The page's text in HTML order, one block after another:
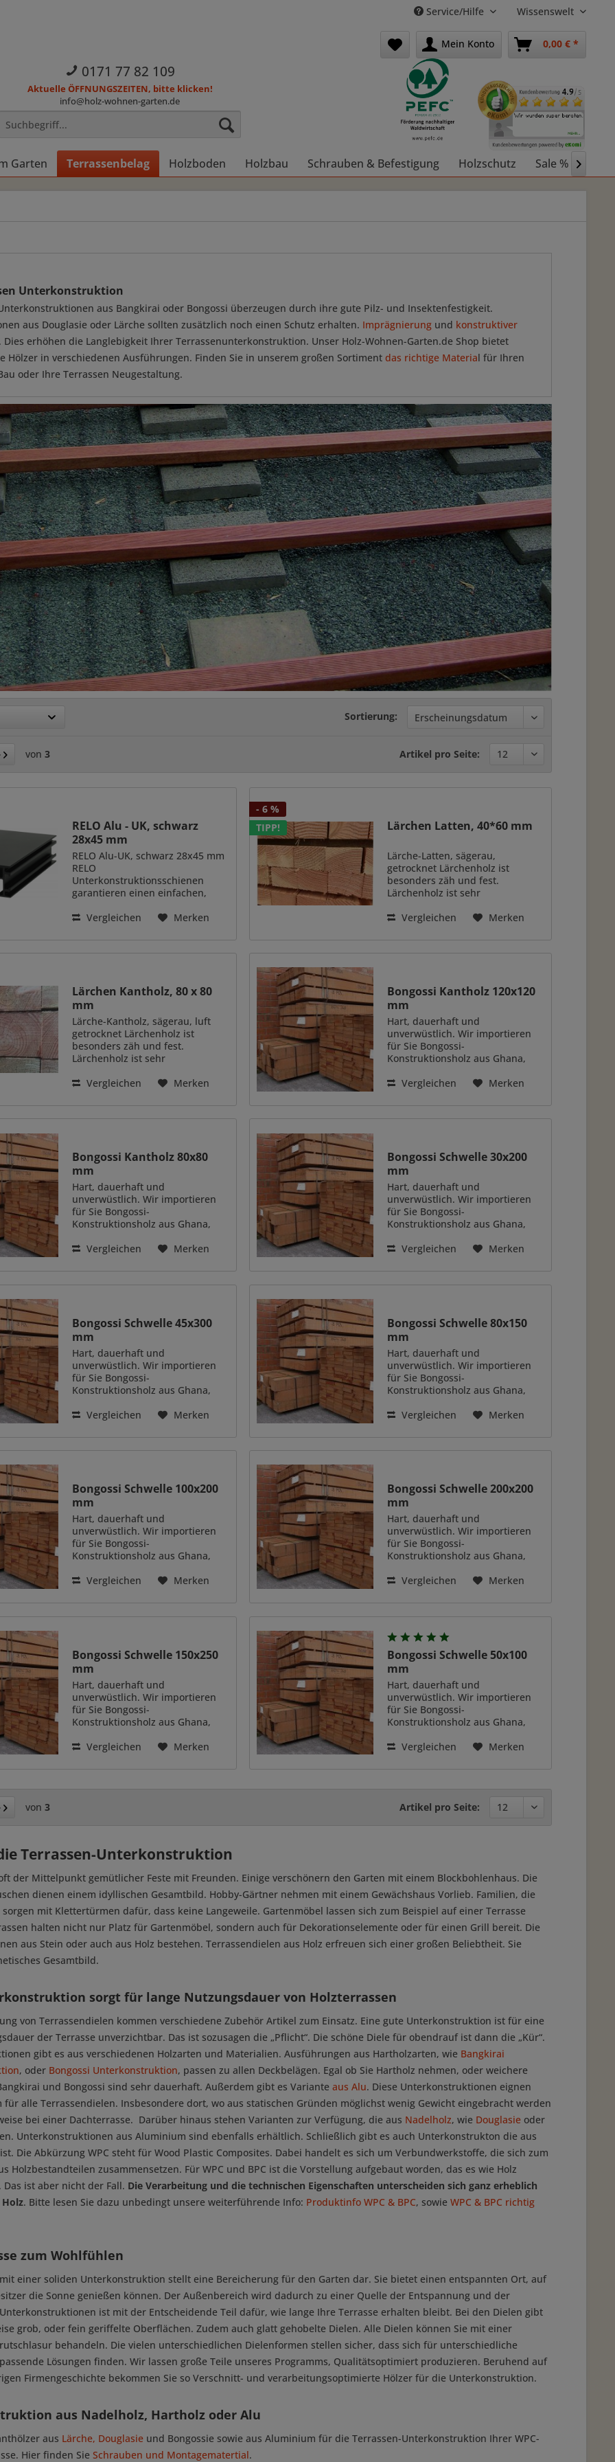
Service/Hilfe Wissenswelt
Mein Konto 0,00 € *
0171 77 82 109
Aktuelle ÖFFNUNGSZEITEN, bitte klicken!
info@holz-wohnen-garten.de
Garten Terrassenbelag Holzboden Holzbau Schrauben & Befestigung Holzschutz Sale % 
Unterkonstruktion
aus Bangkirai oder Bongossi überzeugen durch ihre gute Pilz- und Insektenfestigkeit.
aus Douglasie oder Lärche sollten zusätzlich noch einen Schutz erhalten. Imprägnierung und konstruktiver
Dies erhöhen die Langlebigkeit Ihrer Terrassenunterkonstruktion. Unser Holz-Wohnen-Garten.de Shop bietet
Hölzer in verschiedenen Ausführungen. Finden Sie in unserem großen Sortiment das richtige Material für Ihren
oder Ihre Terrassen Neugestaltung.
Sortierung:
von 3 Artikel pro Seite:
RELO Alu - UK, schwarz
28x45 mm
RELO Alu-UK, schwarz 28x45 mm
RELO
Unterkonstruktionsschienen
garantieren einen einfachen,
Systemaufbau für Terrassen aus
Vergleichen Merken
- 6 %
TIPP!
Lärchen Latten, 40*60 mm
Lärche-Latten, sägerau,
getrocknet Lärchenholz ist
besonders zäh und fest.
Lärchenholz ist sehr
Dauerhaftigkeitsklasse 3-4. Daher
Vergleichen Merken
Lärchen Kantholz, 80 x 80
mm
Lärche-Kantholz, sägerau, luft
getrocknet Lärchenholz ist
besonders zäh und fest.
Lärchenholz ist sehr
Dauerhaftigkeitsklasse 3-4. Daher
Vergleichen Merken
Bongossi Kantholz 120x120
mm
Hart, dauerhaft und
unverwüstlich. Wir importieren
für Sie Bongossi-
Konstruktionsholz aus Ghana,
durch eine ganze Reihe positiver
Vergleichen Merken
Bongossi Kantholz 80x80
mm
Hart, dauerhaft und
unverwüstlich. Wir importieren
für Sie Bongossi-
Konstruktionsholz aus Ghana,
durch eine ganze Reihe positiver
Vergleichen Merken
Bongossi Schwelle 30x200
mm
Hart, dauerhaft und
unverwüstlich. Wir importieren
für Sie Bongossi-
Konstruktionsholz aus Ghana,
durch eine ganze Reihe positiver
Vergleichen Merken
Bongossi Schwelle 45x300
mm
Hart, dauerhaft und
unverwüstlich. Wir importieren
für Sie Bongossi-
Konstruktionsholz aus Ghana,
durch eine ganze Reihe positiver
Vergleichen Merken
Bongossi Schwelle 80x150
mm
Hart, dauerhaft und
unverwüstlich. Wir importieren
für Sie Bongossi-
Konstruktionsholz aus Ghana,
durch eine ganze Reihe positiver
Vergleichen Merken
Bongossi Schwelle 100x200
mm
Hart, dauerhaft und
unverwüstlich. Wir importieren
für Sie Bongossi-
Konstruktionsholz aus Ghana,
durch eine ganze Reihe positiver
Vergleichen Merken
Bongossi Schwelle 200x200
mm
Hart, dauerhaft und
unverwüstlich. Wir importieren
für Sie Bongossi-
Konstruktionsholz aus Ghana,
durch eine ganze Reihe positiver
Vergleichen Merken
Bongossi Schwelle 150x250
mm
Hart, dauerhaft und
unverwüstlich. Wir importieren
für Sie Bongossi-
Konstruktionsholz aus Ghana,
durch eine ganze Reihe positiver
Vergleichen Merken
Bongossi Schwelle 50x100
mm
Hart, dauerhaft und
unverwüstlich. Wir importieren
für Sie Bongossi-
Konstruktionsholz aus Ghana,
durch eine ganze Reihe positiver
Vergleichen Merken
von 3 Artikel pro Seite:
Terrassen-Unterkonstruktion
der Mittelpunkt gemütlicher Feste mit Freunden. Einige verschönern den Garten mit einem Blockbohlenhaus. Die
dienen einem idyllischen Gesamtbild. Hobby-Gärtner nehmen mit einem Gewächshaus Vorlieb. Familien, die
mit Klettertürmen dafür, dass keine Langeweile. Gartenmöbel lassen sich zum Beispiel auf einer Terrasse
halten nicht nur Platz für Gartenmöbel, sondern auch für Dekorationselemente oder für einen Grill bereit. Die
aus Stein oder auch aus Holz bestehen. Terrassendielen aus Holz erfreuen sich einer großen Beliebtheit. Sie
Gesamtbild.
sorgt für lange Nutzungsdauer von Holzterrassen
von Terrassendielen kommen verschiedene Zubehör Artikel zum Einsatz. Eine gute Unterkonstruktion ist für eine
der Terrasse unverzichtbar. Das ist sozusagen die „Pflicht“. Die schöne Diele für obendrauf ist dann die „Kür“.
gibt es aus verschiedenen Holzarten und Materialien. Ausführungen aus Hartholzarten, wie Bangkirai
, oder Bongossi Unterkonstruktion, passen zu allen Deckbelägen. Egal ob Sie Hartholz nehmen, oder weichere
und Bongossi sind sehr dauerhaft. Außerdem gibt es Variante aus Alu. Diese Unterkonstruktionen eignen
für alle Terrassendielen. Insbesondere dort, wo aus statischen Gründen möglichst wenig Gewicht eingebracht werden
bei einer Dachterrasse. Darüber hinaus stehen Varianten zur Verfügung, die aus Nadelholz, wie Douglasie oder
Unterkonstruktionen aus Aluminium sind ebenfalls erhältlich. Schließlich gibt es auch Unterkonstrukton die aus
Die Abkürzung WPC steht für Wood Plastic Composites. Dabei handelt es sich um Verbundwerkstoffe, die sich zum
Holzbestandteilen zusammensetzen. Für WPC und BPC ist die Vorstellung aufgebaut worden, das es wie Holz
Das ist aber nicht der Fall. Die Verarbeitung und die technischen Eigenschaften unterscheiden sich ganz erheblich
. Bitte lesen Sie dazu unbedingt unsere weiterführende Info: Produktinfo WPC & BPC, sowie WPC & BPC richtig
zum Wohlfühlen
einer soliden Unterkonstruktion stellt eine Bereicherung für den Garten dar. Sie bietet einen entspannten Ort, auf
die Sonne genießen können. Der Außenbereich wird dadurch zu einer Quelle der Entspannung und der
ist mit der Entscheidende Teil dafür, wie lange Ihre Terrasse erhalten bleibt. Bei den Dielen gibt
grob, oder fein geriffelte Oberflächen. Zudem auch glatt gehobelte Dielen. Alle Dielen können Sie mit einer
behandeln. Die vielen unterschiedlichen Dielenformen stellen sicher, dass sich für unterschiedliche
Lösungen finden. Wir lassen große Teile unseres Programms, Qualitätsoptimiert produzieren. Beruhend auf
Firmengeschichte bekommen Sie so Verschnitt- und verarbeitungsoptimierte Hölzer für die Unterkonstruktion.
aus Nadelholz, Hartholz oder Alu
aus Lärche, Douglasie und Bongossie sowie aus Aluminium für die Terrassen-Unterkonstruktion Ihrer WPC-
Hier finden Sie Schrauben und Montagematertial.